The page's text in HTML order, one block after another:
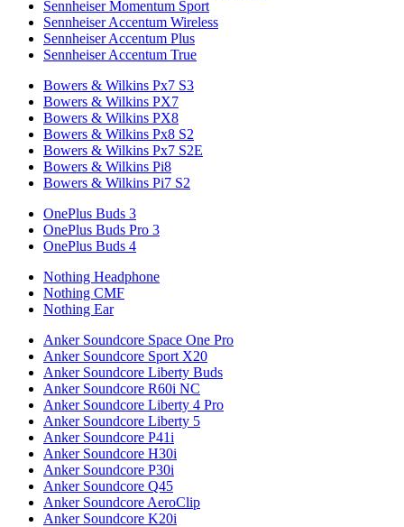
Sennheiser Momentum Sport
Sennheiser Accentum Wireless
Sennheiser Accentum Plus
Sennheiser Accentum True
Bowers & Wilkins Px7 S3
Bowers & Wilkins PX7
Bowers & Wilkins PX8
Bowers & Wilkins Px8 S2
Bowers & Wilkins Px7 S2E
Bowers & Wilkins Pi8
Bowers & Wilkins Pi7 S2
OnePlus Buds 3
OnePlus Buds Pro 3
OnePlus Buds 4
Nothing Headphone
Nothing CMF
Nothing Ear
Anker Soundcore Space One Pro
Anker Soundcore Sport X20
Anker Soundcore Liberty Buds
Anker Soundcore R60i NC
Anker Soundcore Liberty 4 Pro
Anker Soundcore Liberty 5
Anker Soundcore P41i
Anker Soundcore H30i
Anker Soundcore P30i
Anker Soundcore Q45
Anker Soundcore AeroClip
Anker Soundcore K20i